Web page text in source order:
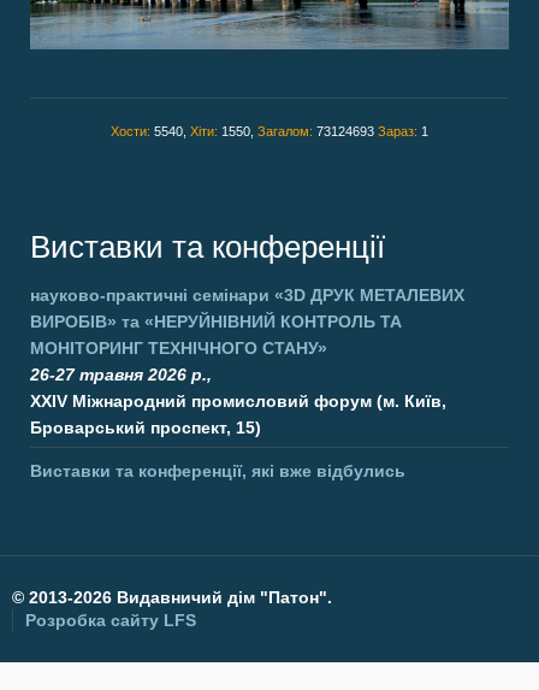
Хости: 5540, Хіти: 1550, Загалом: 73124693 Зараз: 1
Виставки та конференції
науково-практичні семінари «3D ДРУК МЕТАЛЕВИХ
ВИРОБІВ» та «НЕРУЙНІВНИЙ КОНТРОЛЬ ТА
МОНІТОРИНГ ТЕХНІЧНОГО СТАНУ»
26-27 травня 2026 р.,
XXIV Міжнародний промисловий форум (м. Київ,
Броварський проспект, 15)
Виставки та конференції, які вже відбулись
© 2013-2026 Видавничий дім "Патон".
Розробка сайту LFS